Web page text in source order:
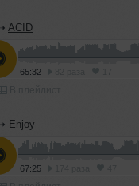
➝ ACID
65:32
➝ Enjoy
67:25